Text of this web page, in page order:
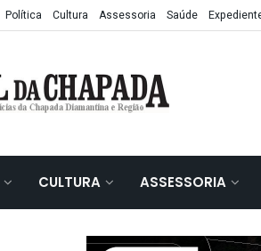
Política Cultura Assessoria Saúde
CULTURA ASSESSORIA